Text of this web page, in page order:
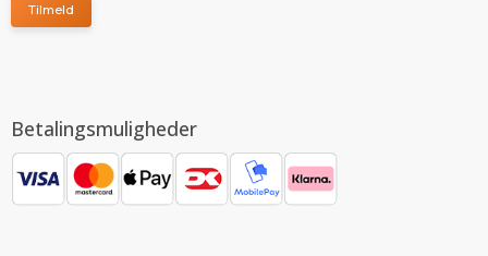
Tilmeld
Betalingsmuligheder